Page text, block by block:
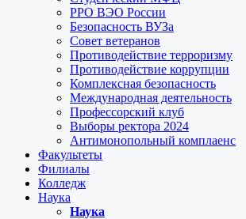
РРО ВЭО России
Безопасность ВУЗа
Совет ветеранов
Противодействие терроризму
Противодействие коррупции
Комплексная безопасность
Международная деятельность
Профессорский клуб
Выборы ректора 2024
Антимонопольный комплаенс
Факультеты
Филиалы
Колледж
Наука
Наука